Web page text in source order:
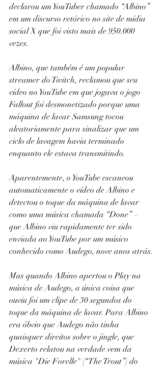
declarou um YouTuber chamado “Albino”
em um discurso retórico no site de mídia
social X que foi visto mais de 950.000
vezes.
Albino, que também é um popular
streamer do Twitch, reclamou que seu
vídeo no YouTube em que jogava o jogo
Fallout foi desmonetizado porque uma
máquina de lavar Samsung tocou
aleatoriamente para sinalizar que um
ciclo de lavagem havia terminado
enquanto ele estava transmitindo.
Aparentemente, o YouTube escaneou
automaticamente o vídeo de Albino e
detectou o toque da máquina de lavar
como uma música chamada “Done” –
que Albino viu rapidamente ter sido
enviada ao YouTube por um músico
conhecido como Audego, nove anos atrás.
Mas quando Albino apertou o Play na
música de Audego, a única coisa que
ouviu foi um clipe de 30 segundos do
toque da máquina de lavar. Para Albino
era óbvio que Audego não tinha
quaisquer direitos sobre o jingle, que
Dexerto relatou na verdade vem da
música "Die Forelle" (“The Trout”) do